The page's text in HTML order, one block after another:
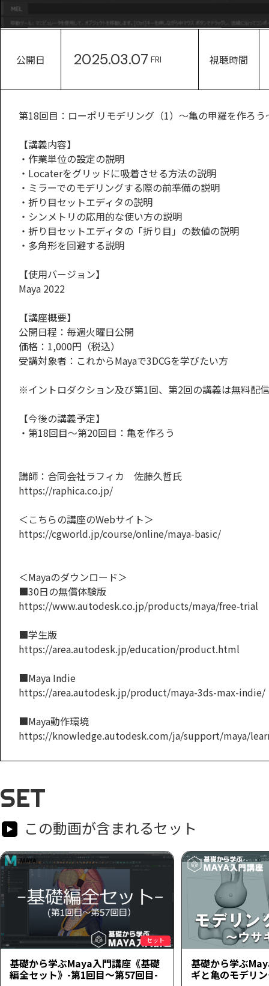
公開日 2025.03.07 FRI 視聴時間
第18回目：ローポリモデリング（1）～亀の甲羅を作ろう
【講義内容】
・作業単位の設定の説明
・Locaterをグリッドに吸着させる方法の説明
・ミラーでのモデリングする際の前準備の説明
・折り目セットエディタの説明
・シンメトリの応用的な使い方の説明
・折り目セットエディタの「折り目」の数値の説明
・多角形を回避する説明
【使用バージョン】
Maya 2022
【講座概要】
公開日程：毎週火曜日公開
価格：1,000円（税込）
受講対象者：これからMayaで3DCGを学びたい方
※イントロダクション及び第1回、第2回の講義は無料配信
【今後の講義予定】
・第18回目～第20回目：亀を作ろう
講師：合同会社ラフィカ 佐藤久哲氏
https://raphica.co.jp/
＜こちらの講座のWebサイト＞
https://cgworld.jp/course/online/maya-basic/
＜Mayaのダウンロード＞
■30日の無償体験版
https://www.autodesk.co.jp/products/maya/free-trial
■学生版
https://area.autodesk.jp/education/product.html
■Maya Indie
https://area.autodesk.jp/product/maya-3ds-max-indie/
■Maya動作環境
https://knowledge.autodesk.com/ja/support/maya/
SET
この動画が含まれるセット
セット
基礎から学ぶMaya入門講座《基礎
編全セット》-第1回目～第57回目-
基礎から学ぶ
ギと亀のモデリ